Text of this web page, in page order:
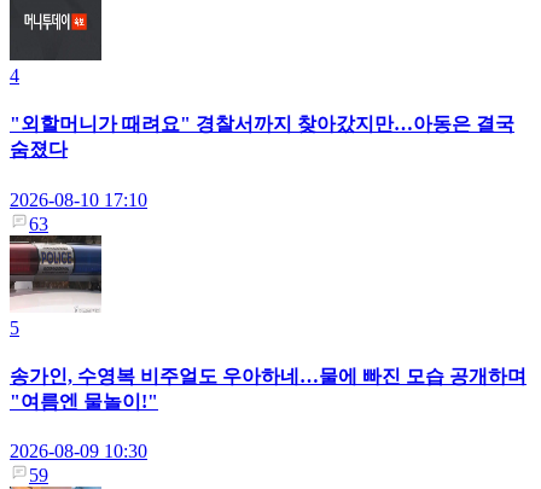
4
"외할머니가 때려요" 경찰서까지 찾아갔지만…아동은 결국
숨졌다
2026-08-10 17:10
63
5
송가인, 수영복 비주얼도 우아하네…물에 빠진 모습 공개하며
"여름엔 물놀이!"
2026-08-09 10:30
59